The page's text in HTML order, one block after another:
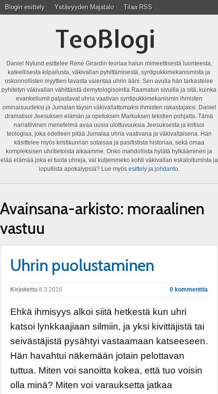
Blogin esittely Ystävyyden Majatalo Tilaa RSS
TeoBlogi
Daniel Nylund esittelee René Girardin teoriaa halun mimeettisestä luonteesta,
kateellisesta kilpailusta, väkivallan pyhittämisestä, syntipukkimekanismista ja
uskonnollisten myyttien tavasta vaientaa uhrin ääni. Sen avulla hän tarkastelee
pyhitetyn väkivallan vähittäistä demytologisointia Raamatun sivuilla ja sitä, kuinka
evankeliumit paljastavat uhria vaativan syntipukkimekanismin ihmisten
ominaisuudeksi ja Jumalan täysin väkivallattomaksi ihmisten rakastajaksi. Daniel
dramatisoi Jeesuksen elämän ja opetuksen Markuksen tekstien pohjalta. Tämä
narratiivinen menetelmä avaa uusia ulottuvuuksia Jeesuksesta ja kritisoi
teologiaa, joka edelleen pitää Jumalaa uhria vaativana ja väkivaltaisena. Hän
käsittelee myös kristikunnan sotaisaa ja pasifistista historiaa, sekä omaa
kompleksisen uhritietoista aikaamme. Onko mahdollista hylätä hylkääminen ja
elää elämää joka ei tuota uhreja, vai kuljemmeko kohti väkivallan eskaloitumista ja
lopullista apokalypsiä? Lue myös esittelyja johdanto.
Avainsana-arkisto: moraalinen
vastuu
Uhrin puolustaminen
Kirjoitettu 8.3.2016 0 kommenttia
Ehkä ihmisyys alkoi siitä hetkestä kun uhri
katsoi lynkkaajiaan silmiin, ja yksi kivittäjistä tai
seivästäjistä pysähtyi vastaamaan katseeseen.
Hän havahtui näkemään jotain pelottavan
tuttua. Miten voi sanoitta kokea, että tuo voisin
olla minä? Miten voi varauksetta jatkaa